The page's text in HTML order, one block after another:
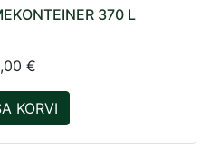
370 L
€
KORVI